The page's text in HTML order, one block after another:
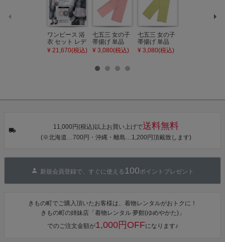
ワンピース 浴
衣 セット レデ
ィース 吸水速
タン・夜の葉
カシュクール
ワンピース 簡
単着付け 大人
¥ 21,670(税込)
七五三 女の子
帯揚げ 単品
「灰桃色」日
びあげ 和装 着
【メール便不
¥ 3,080(税込)
七五三 女の子
帯揚げ 単品
「若葉色」日
【メール便不
¥ 3,080(税込)
【メール便不
11,000円(税込)以上お買い上げで送料無料
(※北海道…700円・沖縄・離島…1,200円頂戴致します)
新規会員登録で、すぐに使える 100ポイントプレゼント
きもの町でご購入頂いたお客様は、着物レンタルがおトクに！
きもの町の姉妹店「着物レンタル 夢館(ゆめやかた)」
でのご注文金額が1,000円OFFになります♪